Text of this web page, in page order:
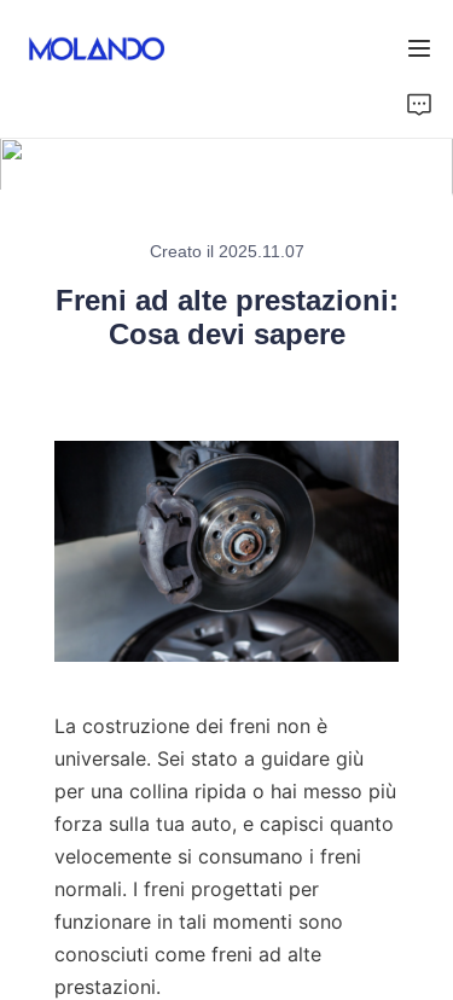
Creato il 2025.11.07
Freni ad alte prestazioni:
Cosa devi sapere
La costruzione dei freni non è
universale. Sei stato a guidare giù
per una collina ripida o hai messo più
forza sulla tua auto, e capisci quanto
velocemente si consumano i freni
normali. I freni progettati per
funzionare in tali momenti sono
conosciuti come freni ad alte
prestazioni.
Soluzioni
Chi Siamo